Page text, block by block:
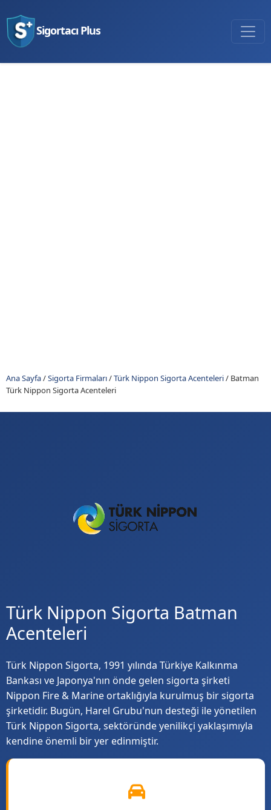
Sigortacı Plus
Ana Sayfa/Sigorta Firmaları/Türk Nippon Sigorta Acenteleri/ Batman
Türk Nippon Sigorta Acenteleri
Türk Nippon Sigorta Batman
Acenteleri
Türk Nippon Sigorta, 1991 yılında Türkiye Kalkınma
Bankası ve Japonya'nın önde gelen sigorta şirketi
Nippon Fire & Marine ortaklığıyla kurulmuş bir sigorta
şirketidir. Bugün, Harel Grubu'nun desteği ile yönetilen
Türk Nippon Sigorta, sektöründe yenilikçi yaklaşımıyla
kendine önemli bir yer edinmiştir.